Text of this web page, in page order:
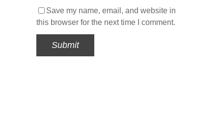
Save my name, email, and website in
this browser for the next time I comment.